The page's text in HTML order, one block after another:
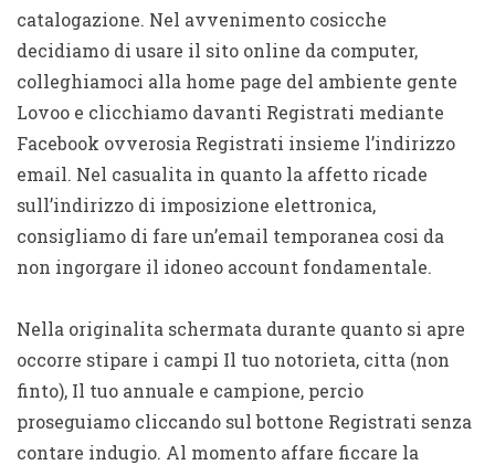
catalogazione. Nel avvenimento cosicche
decidiamo di usare il sito online da computer,
colleghiamoci alla home page del ambiente gente
Lovoo e clicchiamo davanti Registrati mediante
Facebook ovverosia Registrati insieme l’indirizzo
email. Nel casualita in quanto la affetto ricade
sull’indirizzo di imposizione elettronica,
consigliamo di fare un’email temporanea cosi da
non ingorgare il idoneo account fondamentale.
Nella originalita schermata durante quanto si apre
occorre stipare i campi Il tuo notorieta, citta (non
finto), Il tuo annuale e campione, percio
proseguiamo cliccando sul bottone Registrati senza
contare indugio. Al momento affare ficcare la